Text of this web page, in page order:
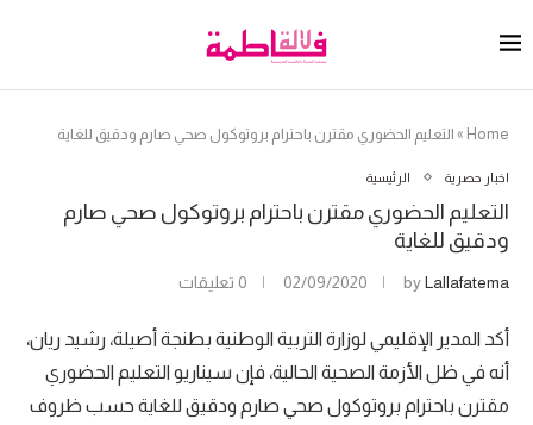
Home
» التعليم الحضوري مقترن باحترام بروتوكول صحي صارم ودقيق للغاية
اخبار حصرية الرئيسية
التعليم الحضوري مقترن باحترام بروتوكول صحي صارم
ودقيق للغاية
byLallafatema
02/09/2020 0 تعليقات
أكد المدير الإقليمي لوزارة التربية الوطنية بطنجة أصيلة، رشيد ريان،
أنه في ظل الأزمة الصحية الحالية، فإن سيناريو التعليم الحضوري
مقترن باحترام بروتوكول صحي صارم ودقيق للغاية حسب ظروف